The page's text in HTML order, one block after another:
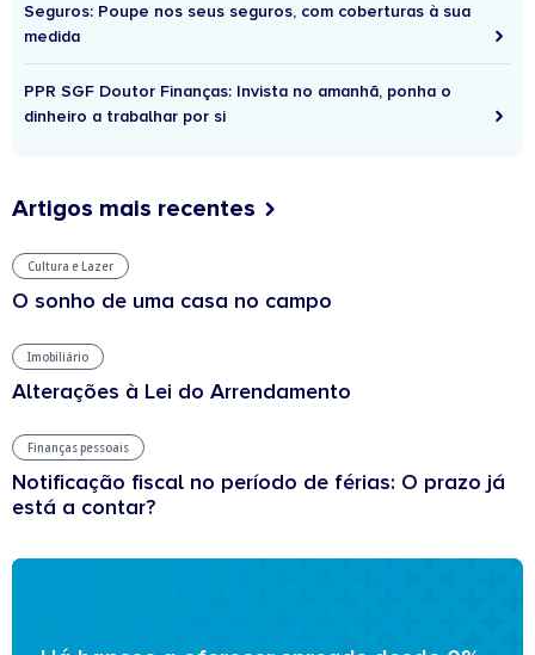
Seguros: Poupe nos seus seguros, com coberturas à sua
medida
PPR SGF Doutor Finanças: Invista no amanhã, ponha o
dinheiro a trabalhar por si
Artigos mais recentes
Cultura e Lazer
O sonho de uma casa no campo
Imobiliário
Alterações à Lei do Arrendamento
Finanças pessoais
Notificação fiscal no período de férias: O prazo já
está a contar?